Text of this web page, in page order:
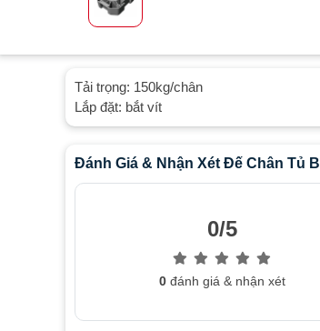
Tải trọng: 150kg/chân
Lắp đặt: bắt vít
Đánh Giá & Nhận Xét Đế Chân Tủ
0/5
0đánh giá & nhận xét